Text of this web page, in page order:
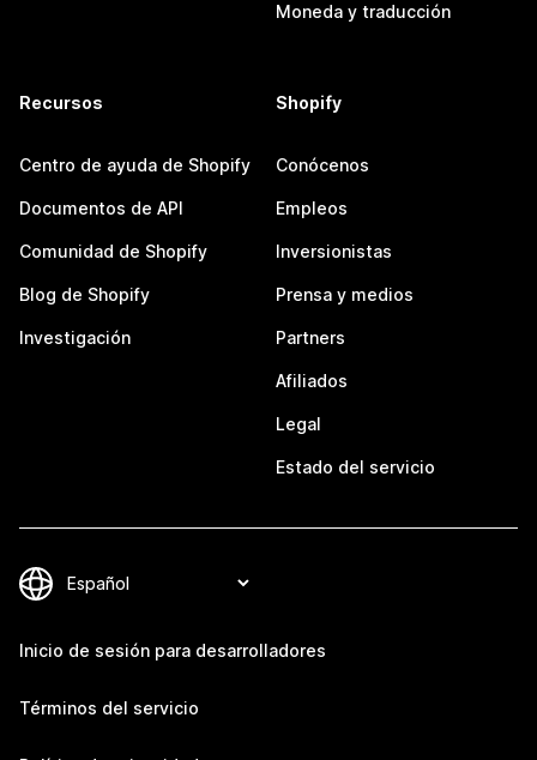
Moneda y traducción
Recursos
Centro de ayuda de Shopify
Documentos de API
Comunidad de Shopify
Blog de Shopify
Investigación
Shopify
Conócenos
Empleos
Inversionistas
Prensa y medios
Partners
Afiliados
Legal
Estado del servicio
Inicio de sesión para desarrolladores
Términos del servicio